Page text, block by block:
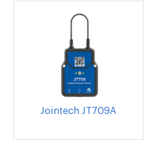
Jointech JT709A